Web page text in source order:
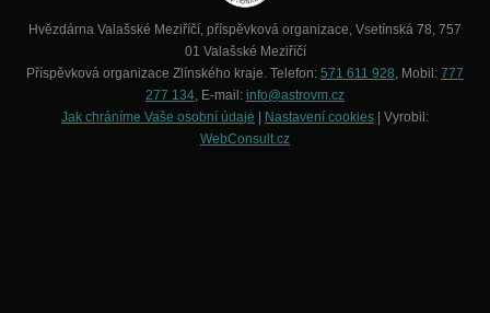
Hvězdárna Valašské Meziříčí, příspěvková organizace, Vsetínská 78, 757
01 Valašské Meziříčí
Příspěvková organizace Zlínského kraje. Telefon: 571 611 928, Mobil: 777
277 134, E-mail: info@astrovm.cz
Jak chráníme Vaše osobní údaje
Nastavení cookies | Vyrobil:
WebConsult.cz